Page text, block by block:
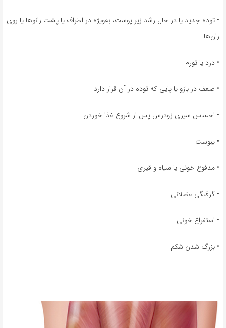
• توده جدید یا در حال رشد زیر پوست، به‌ویژه در اطراف یا پشت زانوها یا روی
ران‌ها
• درد یا تورم
• ضعف در بازو یا پایی که توده در آن قرار دارد
• احساس سیری زودرس پس از شروع غذا خوردن
• یبوست
• مدفوع خونی یا سیاه و قیری
• گرفتگی عضلانی
• استفراغ خونی
• بزرگ شدن شکم